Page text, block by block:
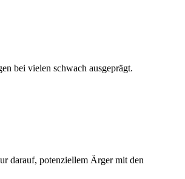
bei vielen schwach ausgeprägt.
darauf, potenziellem Ärger mit den